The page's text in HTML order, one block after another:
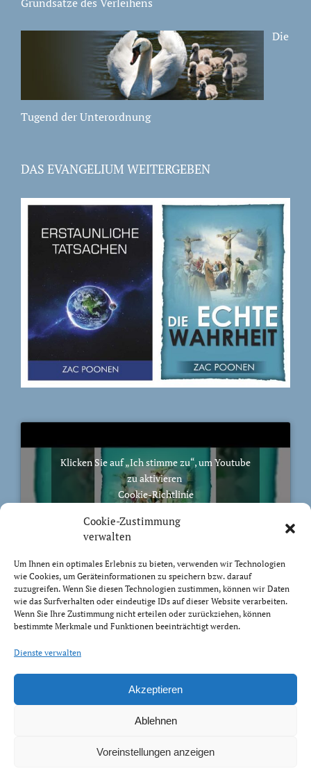
Cookie-Zustimmung
verwalten
Um Ihnen ein optimales Erlebnis zu bieten, verwenden wir Technologien
wie Cookies, um Geräteinformationen zu speichern bzw. darauf
zuzugreifen. Wenn Sie diesen Technologien zustimmen, können wir Daten
wie das Surfverhalten oder eindeutige IDs auf dieser Website verarbeiten.
Wenn Sie Ihre Zustimmung nicht erteilen oder zurückziehen, können
bestimmte Merkmale und Funktionen beeinträchtigt werden.
Dienste verwalten
Akzeptieren
Ablehnen
Voreinstellungen anzeigen
Die
Tugend der Unterordnung
DAS EVANGELIUM WEITERGEBEN
Klicken Sie auf „Ich stimme zu“, um Youtube
zu aktivieren
Cookie-Richtlinie
Ich stimme zu
BIBELVERS DES TAGES
euch tragen, bis ihr grau werdet. Ich habe es getan; ich
will heben und tragen und erretten.